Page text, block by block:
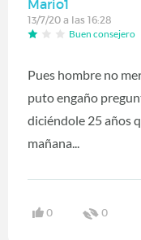
Mario1
13/7/20 a las 16:28
Buen consejero
Pues hombre no
puto engaño
diciéndole 25 años
mañana...
0 0